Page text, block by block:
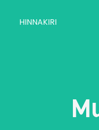
HINNAKIRI